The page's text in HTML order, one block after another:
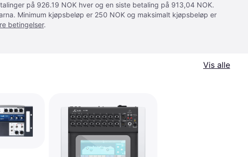
på 926.19 NOK hver og en siste betaling på 913,04 NOK.
Minimum kjøpsbeløp er 250 NOK og maksimalt kjøpsbeløp er
betingelser.
Vis alle